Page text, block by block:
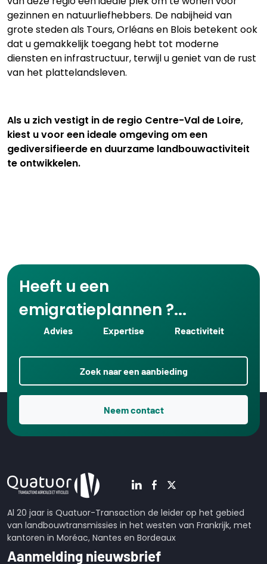
gezinnen en natuurliefhebbers. De nabijheid van
grote steden als Tours, Orléans en Blois betekent ook
dat u gemakkelijk toegang hebt tot moderne
diensten en infrastructuur, terwijl u geniet van de rust
van het plattelandsleven.
Als u zich vestigt in de regio Centre-Val de Loire,
kiest u voor een ideale omgeving om een
gediversifieerde en duurzame landbouwactiviteit
te ontwikkelen.
Heeft u een
emigratieplannen ?...
Advies Expertise Reactiviteit
Zoek naar een aanbieding
Neem contact
Al 20 jaar is Quatuor-Transaction de leider op het gebied
van landbouwtransmissies in het westen van Frankrijk, met
kantoren in Moréac, Nantes en Bordeaux
Aanmelding nieuwsbrief